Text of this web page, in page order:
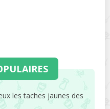
les taches jaunes des